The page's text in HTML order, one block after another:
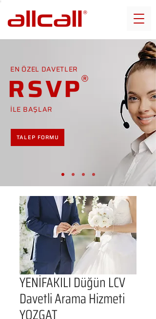
EN ÖZEL DAVETLER
RSVP
İLE BAŞLAR
TALEP FORMU
YENİFAKILI Düğün LCV
Davetli Arama Hizmeti
YOZGAT